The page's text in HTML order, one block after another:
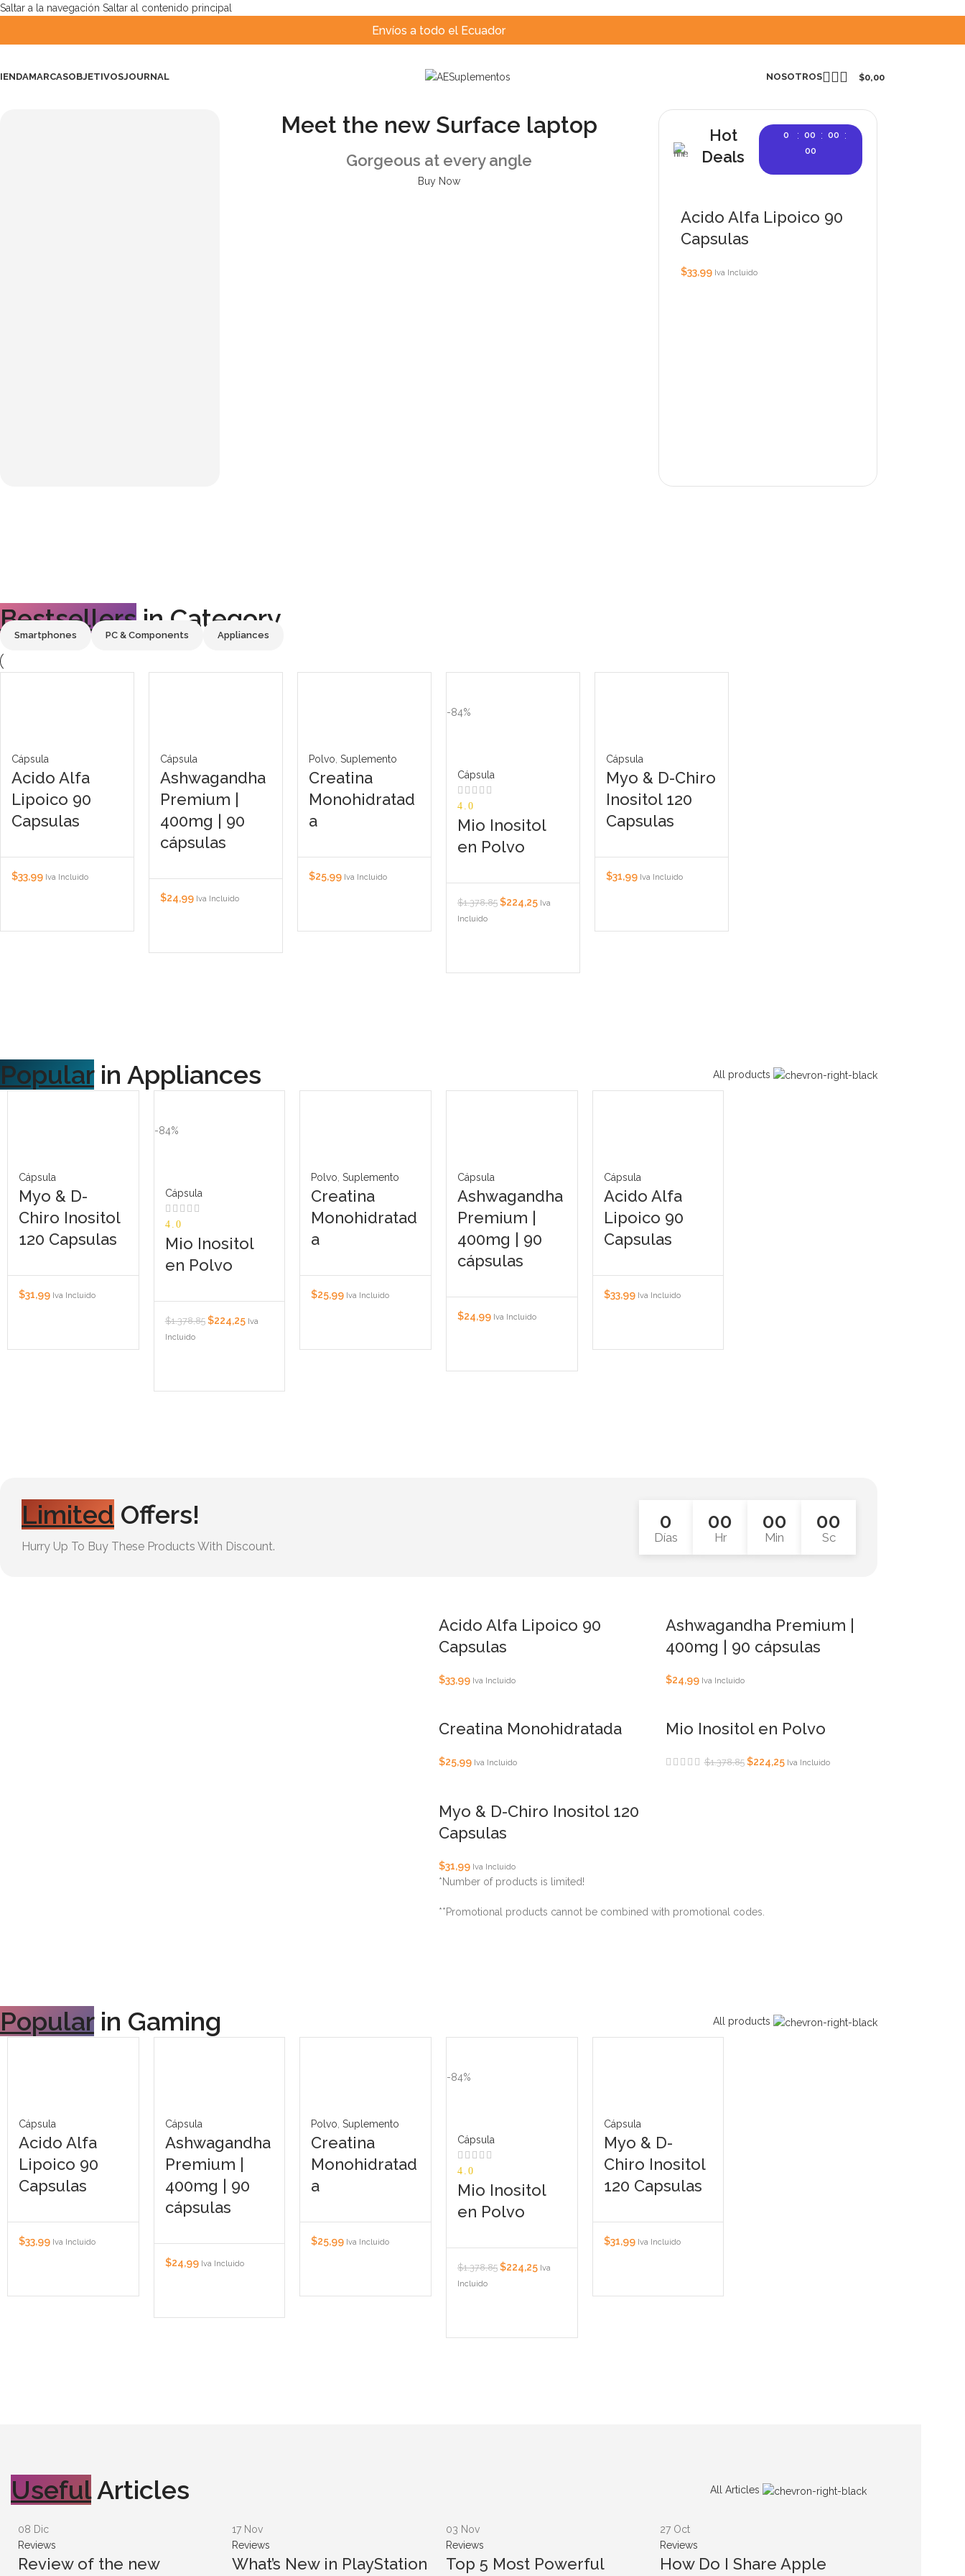
Saltar a la navegación Saltar al contenido principal
Envíos a todo el Ecuador
MARCASOBJETIVOSJOURNAL NOSOTROS $0,00
Meet the new Surface laptop
Gorgeous at every angle
Buy Now
Hot
Deals
0 : 00 : 00 :
00
Audioengine A2+BT
Only today, 25%
Acido Alfa Lipoico 90
Capsulas
$33,99 Iva Incluido
Bestsellers in Category​
Smartphones PC & Components Appliances
Cápsula
Acido Alfa
Lipoico 90
Capsulas
$33,99 Iva Incluido
Cápsula
Ashwagandha
Premium |
400mg | 90
cápsulas
$24,99 Iva Incluido
Polvo Suplemento
Creatina
Monohidratad
a
$25,99 Iva Incluido
-84%
Cápsula
4.0
Mio Inositol
en Polvo
$1.378,85 $224,25 Iva
Incluido
Cápsula
Myo & D-Chiro
Inositol 120
Capsulas
$31,99 Iva Incluido
Popularin Appliances All products
Cápsula
Myo & D-
Chiro Inositol
120 Capsulas
$31,99 Iva Incluido
-84%
Cápsula
4.0
Mio Inositol
en Polvo
$1.378,85 $224,25 Iva
Incluido
Polvo Suplemento
Creatina
Monohidratad
a
$25,99 Iva Incluido
Cápsula
Ashwagandha
Premium |
400mg | 90
cápsulas
$24,99 Iva Incluido
Cápsula
Acido Alfa
Lipoico 90
Capsulas
$33,99 Iva Incluido
Limited Offers!
Hurry Up To Buy These Products With Discount.
0
Días
00
Hr
00
Min
00
Sc
Acido Alfa Lipoico 90
Capsulas
$33,99 Iva Incluido
Ashwagandha Premium |
400mg | 90 cápsulas
$24,99 Iva Incluido
Creatina Monohidratada
$25,99 Iva Incluido
Mio Inositol en Polvo
$1.378,85 $224,25 Iva Incluido
Myo & D-Chiro Inositol 120
Capsulas
$31,99 Iva Incluido
*Number of products is limited!
**Promotional products cannot be combined with promotional codes.
Popularin Gaming All products
Cápsula
Acido Alfa
Lipoico 90
Capsulas
$33,99 Iva Incluido
Cápsula
Ashwagandha
Premium |
400mg | 90
cápsulas
$24,99 Iva Incluido
Polvo, Suplemento
Creatina
Monohidratad
a
$25,99 Iva Incluido
-84%
Cápsula
4.0
Mio Inositol
en Polvo
$1.378,85 $224,25 Iva
Incluido
Cápsula
Myo & D-
Chiro Inositol
120 Capsulas
$31,99 Iva Incluido
UsefulArticles All Articles
08 Dic
Reviews
Review of the new
17 Nov
Reviews
What’s New in PlayStation
03 Nov
Reviews
Top 5 Most Powerful
27 Oct
Reviews
How Do I Share Apple